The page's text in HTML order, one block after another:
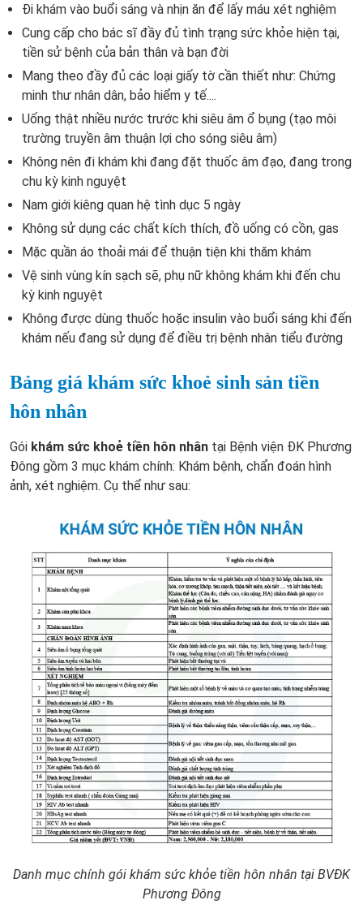
Đi khám vào buổi sáng và nhịn ăn để lấy máu xét nghiệm
Cung cấp cho bác sĩ đầy đủ tình trạng sức khỏe hiện tại,
tiền sử bệnh của bản thân và bạn đời
Mang theo đầy đủ các loại giấy tờ cần thiết như: Chứng
minh thư nhân dân, bảo hiểm y tế....
Uống thật nhiều nước trước khi siêu âm ổ bụng (tạo môi
trường truyền âm thuận lợi cho sóng siêu âm)
Không nên đi khám khi đang đặt thuốc âm đạo, đang trong
chu kỳ kinh nguyệt
Nam giới kiêng quan hệ tình dục 5 ngày
Không sử dụng các chất kích thích, đồ uống có cồn, gas
Mặc quần áo thoải mái để thuận tiện khi thăm khám
Vệ sinh vùng kín sạch sẽ, phụ nữ không khám khi đến chu
kỳ kinh nguyệt
Không được dùng thuốc hoặc insulin vào buổi sáng khi đến
khám nếu đang sử dụng để điều trị bệnh nhân tiểu đường
Bảng giá khám sức khoẻ sinh sản tiền
hôn nhân
Gói khám sức khoẻ tiền hôn nhân tại Bệnh viện ĐK Phương
Đông gồm 3 mục khám chính: Khám bệnh, chẩn đoán hình
ảnh, xét nghiệm. Cụ thể như sau:
Danh mục chính gói khám sức khỏe tiền hôn nhân tại BVĐK
Phương Đông